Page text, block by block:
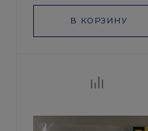
В КОРЗИНУ